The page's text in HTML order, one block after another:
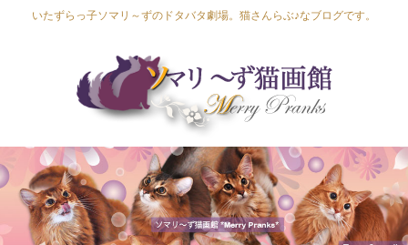
いたずらっ子ソマリ～ずのドタバタ劇場。猫さんらぶ♪なブログです。
Lapis Luna
Lucia Lino